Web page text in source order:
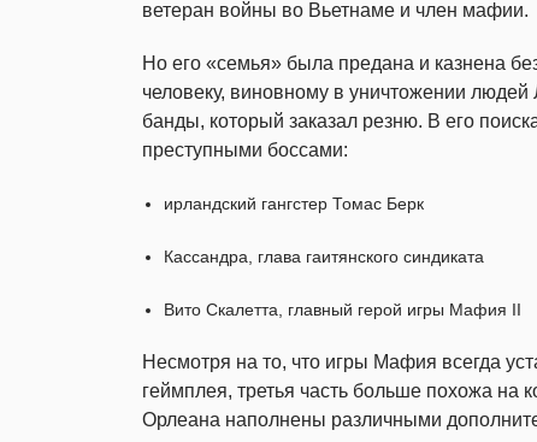
ветеран войны во Вьетнаме и член мафии.
Но его «семья» была предана и казнена
человеку, виновному в уничтожении
банды, который заказал резню. В его
преступными боссами:
ирландский гангстер Томас Берк
Кассандра, глава гаитянского синдиката
Вито Скалетта, главный герой игры Мафия II
Несмотря на то, что игры Мафия всегда
геймплея, третья часть больше похожа
Орлеана наполнены различными